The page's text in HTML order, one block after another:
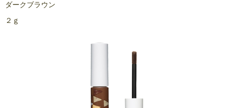
ダークブラウン
２ｇ